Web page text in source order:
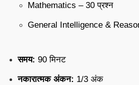
Mathematics – 30 प्रश्न
General Intelligence &
समय: 90 मिनट
नकारात्मक अंकन: 1/3 अंक